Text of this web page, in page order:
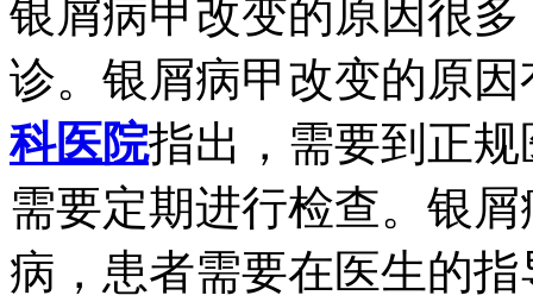
银屑病甲改变的原因很
诊。银屑病甲改变的原
科医院指出，需要到正
需要定期进行检查。银
病，患者需要在医生的